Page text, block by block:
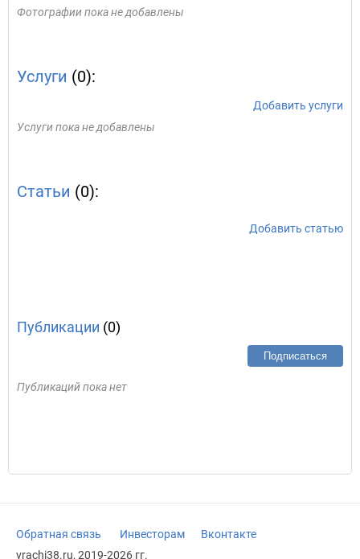
Фотографии пока не добавлены
Услуги (0):
Добавить услуги
Услуги пока не добавлены
Статьи (0):
Добавить статью
Публикации (0)
Подписаться
Публикаций пока нет
Обратная связь Инвесторам
Вконтакте
vrachi38.ru, 2019-2026 гг.